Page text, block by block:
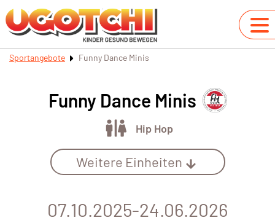
Sportangebote Funny Dance Minis
Funny Dance Minis
Hip Hop
Weitere Einheiten
07.10.2025-24.06.2026